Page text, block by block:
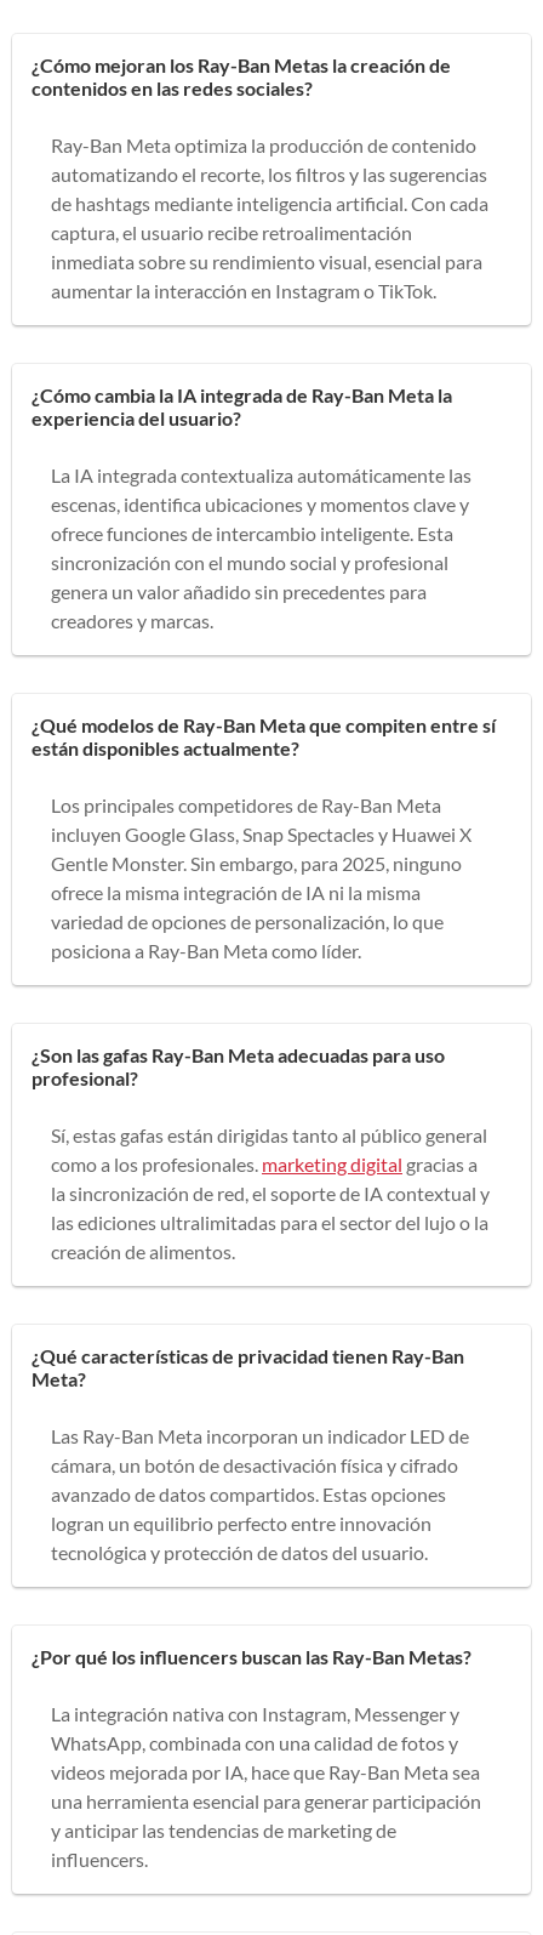
¿Cómo mejoran los Ray-Ban Metas la creación de
contenidos en las redes sociales?
Ray-Ban Meta optimiza la producción de contenido
automatizando el recorte, los filtros y las sugerencias
de hashtags mediante inteligencia artificial. Con cada
captura, el usuario recibe retroalimentación
inmediata sobre su rendimiento visual, esencial para
aumentar la interacción en Instagram o TikTok.
¿Cómo cambia la IA integrada de Ray-Ban Meta la
experiencia del usuario?
La IA integrada contextualiza automáticamente las
escenas, identifica ubicaciones y momentos clave y
ofrece funciones de intercambio inteligente. Esta
sincronización con el mundo social y profesional
genera un valor añadido sin precedentes para
creadores y marcas.
¿Qué modelos de Ray-Ban Meta que compiten entre sí
están disponibles actualmente?
Los principales competidores de Ray-Ban Meta
incluyen Google Glass, Snap Spectacles y Huawei X
Gentle Monster. Sin embargo, para 2025, ninguno
ofrece la misma integración de IA ni la misma
variedad de opciones de personalización, lo que
posiciona a Ray-Ban Meta como líder.
¿Son las gafas Ray-Ban Meta adecuadas para uso
profesional?
Sí, estas gafas están dirigidas tanto al público general
como a los profesionales. marketing digital gracias a
la sincronización de red, el soporte de IA contextual y
las ediciones ultralimitadas para el sector del lujo o la
creación de alimentos.
¿Qué características de privacidad tienen Ray-Ban
Meta?
Las Ray-Ban Meta incorporan un indicador LED de
cámara, un botón de desactivación física y cifrado
avanzado de datos compartidos. Estas opciones
logran un equilibrio perfecto entre innovación
tecnológica y protección de datos del usuario.
¿Por qué los influencers buscan las Ray-Ban Metas?
La integración nativa con Instagram, Messenger y
WhatsApp, combinada con una calidad de fotos y
videos mejorada por IA, hace que Ray-Ban Meta sea
una herramienta esencial para generar participación
y anticipar las tendencias de marketing de
influencers.